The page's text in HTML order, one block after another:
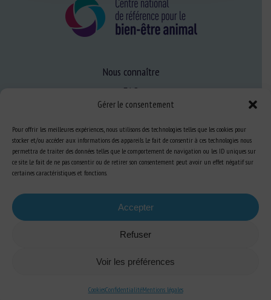
Gérer le consentement
Pour offrir les meilleures expériences, nous utilisons des technologies telles que les cookies pour
stocker et/ou accéder aux informations des appareils. Le fait de consentir à ces technologies nous
permettra de traiter des données telles que le comportement de navigation ou les ID uniques sur
ce site. Le fait de ne pas consentir ou de retirer son consentement peut avoir un effet négatif sur
certaines caractéristiques et fonctions.
Accepter
Refuser
Voir les préférences
CookiesConfidentialitéMentions légales
Nous connaître
FAQ
Expertise
S’informer sur le BEA
Se former au BEA
Ressources